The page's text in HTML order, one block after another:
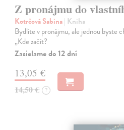
Z pronájmu do
Kotrčová Sabina| Kniha
Bydlíte v pronájmu, ale jednou byste
„Kde začít?
Zasielame do 12 dní
13,05 €
14,50 € ?